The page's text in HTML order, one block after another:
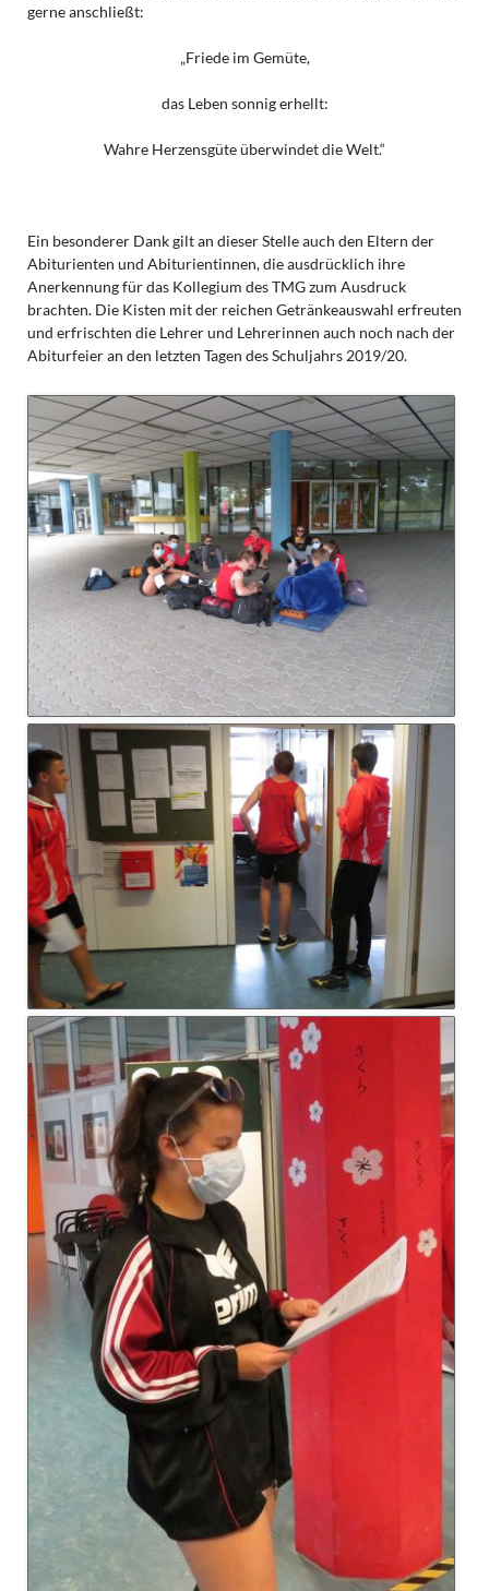
gerne anschließt:
„Friede im Gemüte,
das Leben sonnig erhellt:
Wahre Herzensgüte überwindet die Welt.“
Ein besonderer Dank gilt an dieser Stelle auch den Eltern der
Abiturienten und Abiturientinnen, die ausdrücklich ihre
Anerkennung für das Kollegium des TMG zum Ausdruck
brachten. Die Kisten mit der reichen Getränkeauswahl erfreuten
und erfrischten die Lehrer und Lehrerinnen auch noch nach der
Abiturfeier an den letzten Tagen des Schuljahrs 2019/20.